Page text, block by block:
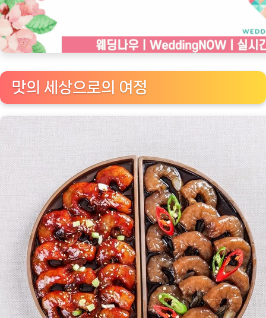
의
게
장
새
우
장,
대
하
장
ㅣ
추
천
맛의 세상으로의 여정